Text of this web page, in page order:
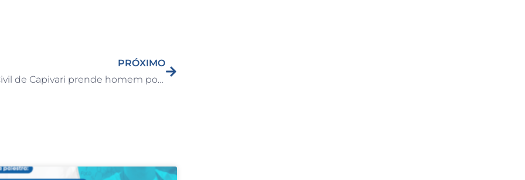
PRÓXIMO
Guarda Civil de Capivari prende homem por tráfico de drogas no bairro São João